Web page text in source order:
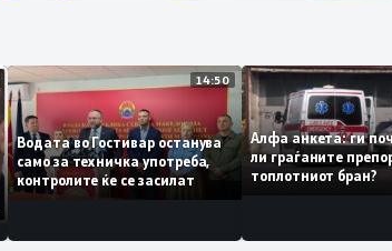
14:50
Водата во Гостивар останува
само за техничка употреба,
контролите ќе се засилат
Алфа анкета:
ли граѓаните
топлотниот